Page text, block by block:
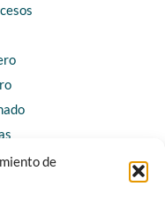
de